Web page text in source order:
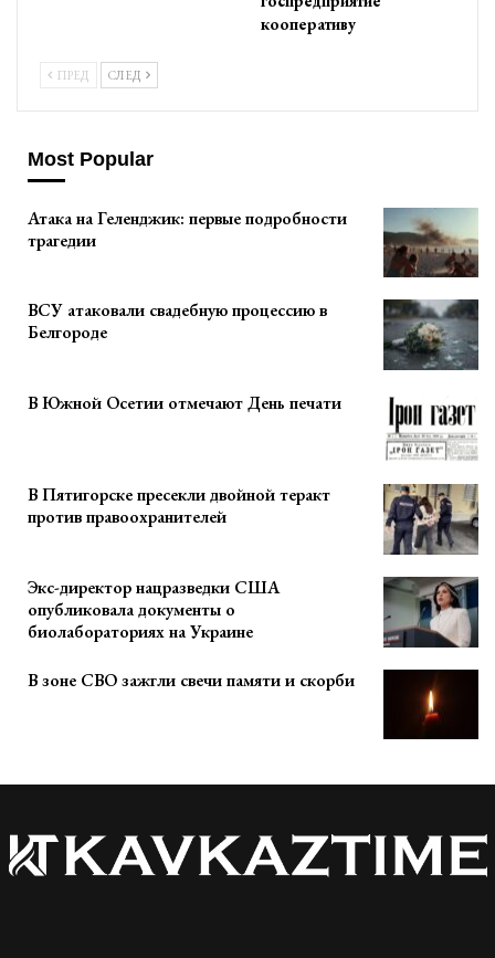
кооперативу
ПРЕД СЛЕД
Most Popular
Атака на Геленджик: первые подробности
трагедии
ВСУ атаковали свадебную процессию в
Белгороде
В Южной Осетии отмечают День печати
В Пятигорске пресекли двойной теракт
против правоохранителей
Экс-директор нацразведки США
опубликовала документы о
биолабораториях на Украине
В зоне СВО зажгли свечи памяти и скорби